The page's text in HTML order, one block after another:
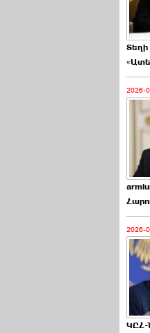
Տեղի
2026-
2026-
ԿԸՀ-